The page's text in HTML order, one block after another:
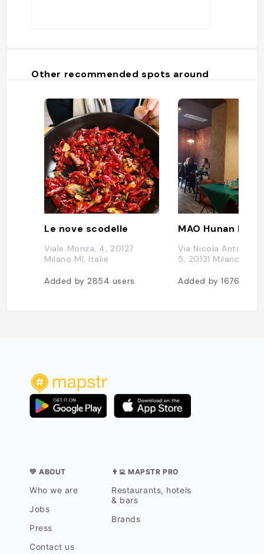
Other recommended spots around
Le nove scodelle
Viale Monza, 4, 20127
Milano MI, Italie
Added by2854 users
MAO Hunan
Via Nicola Antonio
5, 20131 Milano,
Added by1676
💛 ABOUT
Who we are
Jobs
Press
Contact us
👨‍💻 MAPSTR PRO
Restaurants, hotels
& bars
Brands